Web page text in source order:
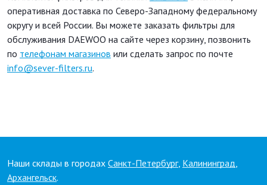
оперативная доставка по Северо-Западному федеральному
округу и всей России. Вы можете заказать фильтры для
обслуживания DAEWOO на сайте через корзину, позвонить
по телефонам магазинов или сделать запрос по почте
info@sever-filters.ru.
Наши склады в городах Санкт-Петербург, Калининград,
Архангельск.